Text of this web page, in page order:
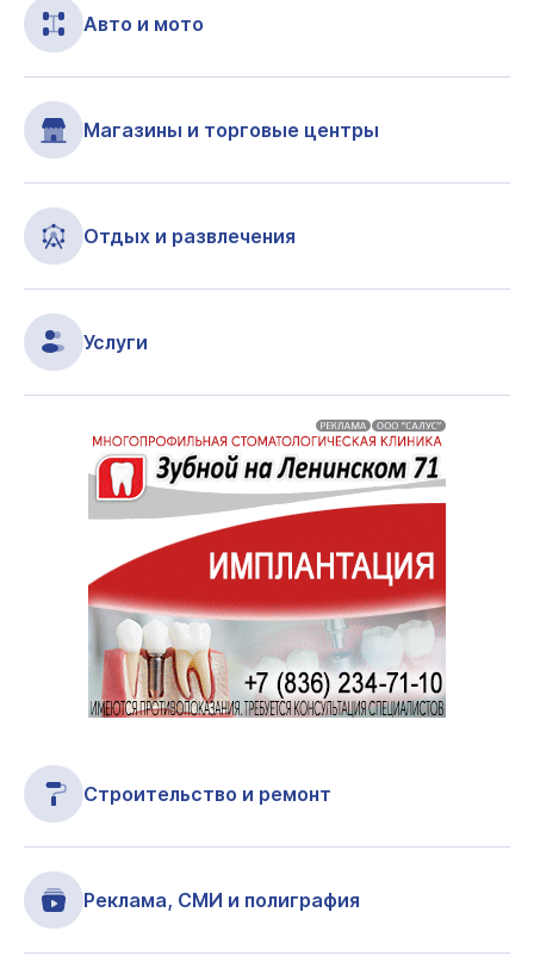
Авто и мото
Магазины и торговые центры
Отдых и развлечения
Услуги
Строительство и ремонт
Реклама, СМИ и полиграфия